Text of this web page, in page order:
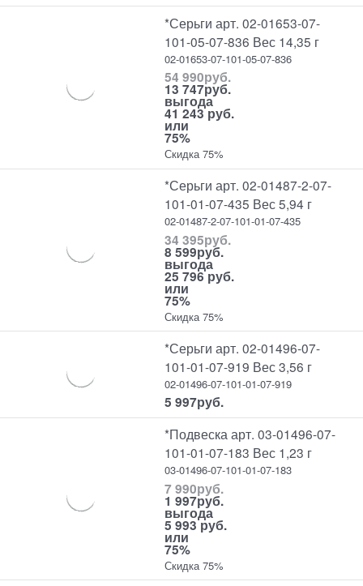
*Серьги арт. 02-01653-07-
101-05-07-836 Вес 14,35 г
02-01653-07-101-05-07-836
54 990руб.
13 747руб.
выгода
41 243 руб.
или
75%
Скидка 75%
*Серьги арт. 02-01487-2-07-
101-01-07-435 Вес 5,94 г
02-01487-2-07-101-01-07-435
34 395руб.
8 599руб.
выгода
25 796 руб.
или
75%
Скидка 75%
*Серьги арт. 02-01496-07-
101-01-07-919 Вес 3,56 г
02-01496-07-101-01-07-919
5 997руб.
*Подвеска арт. 03-01496-07-
101-01-07-183 Вес 1,23 г
03-01496-07-101-01-07-183
7 990руб.
1 997руб.
выгода
5 993 руб.
или
75%
Скидка 75%